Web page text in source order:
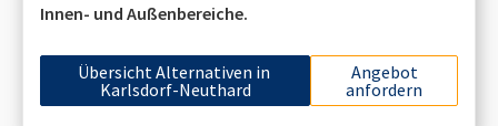
Innen- und Außenbereiche.
Übersicht Alternativen in
Karlsdorf-Neuthard
Angebot
anfordern